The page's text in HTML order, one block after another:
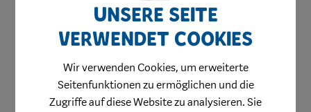
Unsere Seite
verwendet Cookies
Wir verwenden Cookies, um erweiterte
Seitenfunktionen zu ermöglichen und die
Zugriffe auf diese Website zu analysieren. Sie